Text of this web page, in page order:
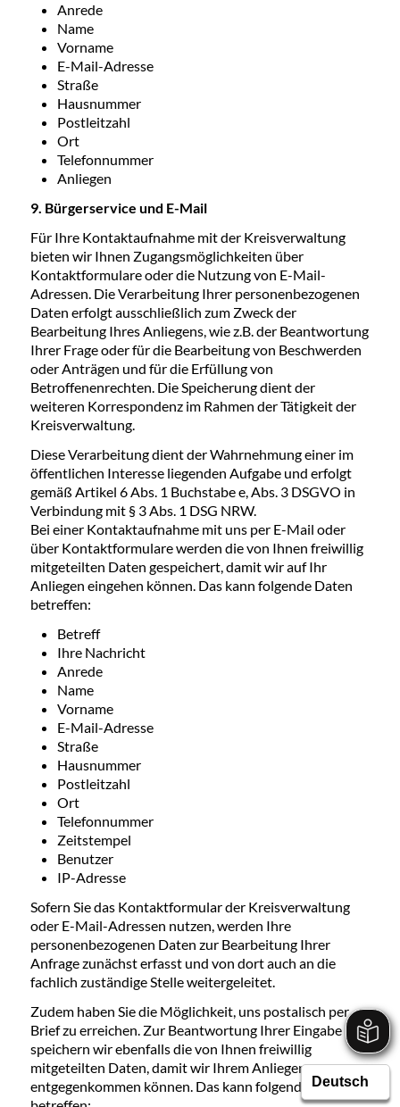
Anrede
Name
Vorname
E-Mail-Adresse
Straße
Hausnummer
Postleitzahl
Ort
Telefonnummer
Anliegen
9. Bürgerservice und E-Mail
Für Ihre Kontaktaufnahme mit der Kreisverwaltung
bieten wir Ihnen Zugangsmöglichkeiten über
Kontaktformulare oder die Nutzung von E-Mail-
Adressen. Die Verarbeitung Ihrer personenbezogenen
Daten erfolgt ausschließlich zum Zweck der
Bearbeitung Ihres Anliegens, wie z.B. der Beantwortung
Ihrer Frage oder für die Bearbeitung von Beschwerden
oder Anträgen und für die Erfüllung von
Betroffenenrechten. Die Speicherung dient der
weiteren Korrespondenz im Rahmen der Tätigkeit der
Kreisverwaltung.
Diese Verarbeitung dient der Wahrnehmung einer im
öffentlichen Interesse liegenden Aufgabe und erfolgt
gemäß Artikel 6 Abs. 1 Buchstabe e, Abs. 3 DSGVO in
Verbindung mit § 3 Abs. 1 DSG NRW.
Bei einer Kontaktaufnahme mit uns per E-Mail oder
über Kontaktformulare werden die von Ihnen freiwillig
mitgeteilten Daten gespeichert, damit wir auf Ihr
Anliegen eingehen können. Das kann folgende Daten
betreffen:
Betreff
Ihre Nachricht
Anrede
Name
Vorname
E-Mail-Adresse
Straße
Hausnummer
Postleitzahl
Ort
Telefonnummer
Zeitstempel
Benutzer
IP-Adresse
Sofern Sie das Kontaktformular der Kreisverwaltung
oder E-Mail-Adressen nutzen, werden Ihre
personenbezogenen Daten zur Bearbeitung Ihrer
Anfrage zunächst erfasst und von dort auch an die
fachlich zuständige Stelle weitergeleitet.
Zudem haben Sie die Möglichkeit, uns postalisch per
Brief zu erreichen. Zur Beantwortung Ihrer Eingabe
speichern wir ebenfalls die von Ihnen freiwillig
mitgeteilten Daten, damit wir Ihrem Anliegen
entgegenkommen können. Das kann folgende Daten